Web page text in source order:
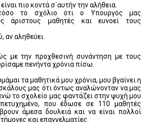
πιο κοντά σ΄αυτήν την αλήθεια.
το σχόλιο ότι ο Υπουργός μας
άριστους μαθητές και ευνοεί τους
αν αληθεύει.
με την προχθεσινή συνάντηση με τους
πενήντα χρόνια πίσω.
τα μαθητικά μου χρόνια, μου βγαίνει η
μας ότι όντως αναλώνονταν να μας
το σχολείο μας φαντάζει στην ψυχή μου
που έδωσε σε 110 μαθητές
άμεσα δουλειά και να είναι πολλοί
και επαγγελματίες.